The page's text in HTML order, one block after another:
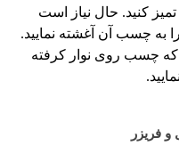
کنید. حال نیاز است
به چسب آن آغشته نمایید.
که چسب روی نوار کرفته
فریزر